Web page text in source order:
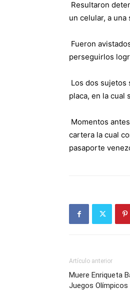
Resultaron
un celular, a una
Fueron
perseguirlos
Los dos sujetos
placa, en la cual
Momentos
cartera la cual
pasaporte
Artículo anterior
Muere Enriqueta
Juegos Olímpicos